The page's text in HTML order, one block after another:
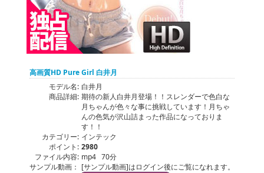
高画質HD Pure Girl 白井月
モデル名: 白井月
商品詳細: 期待の新人白井月登場！！スレンダーで色白な
月ちゃんが色々な事に挑戦しています！月ちゃ
んの色気が沢山詰まった作品になっておりま
す！！
カテゴリー: インテック
ポイント: 2980
ファイル内容: mp4 70分
サンプル動画： [サンプル動画]はログイン後にご覧になれます。